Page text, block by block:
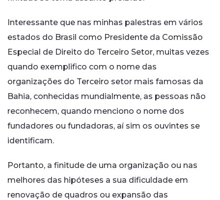
Interessante que nas minhas palestras em vários
estados do Brasil como Presidente da Comissão
Especial de Direito do Terceiro Setor, muitas vezes
quando exemplifico com o nome das
organizações do Terceiro setor mais famosas da
Bahia, conhecidas mundialmente, as pessoas não
reconhecem, quando menciono o nome dos
fundadores ou fundadoras, aí sim os ouvintes se
identificam.
Portanto, a finitude de uma organização ou nas
melhores das hipóteses a sua dificuldade em
renovação de quadros ou expansão das